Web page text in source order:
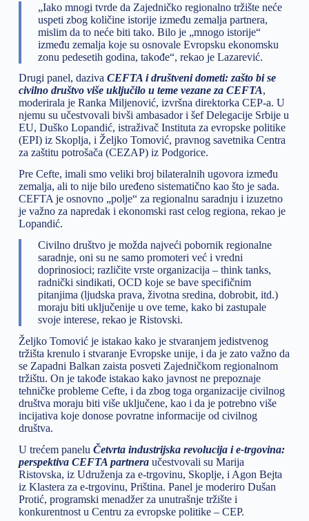
„Iako mnogi tvrde da Zajedničko regionalno tržište neće
uspeti zbog količine istorije između zemalja partnera,
mislim da to neće biti tako. Bilo je „mnogo istorije“
između zemalja koje su osnovale Evropsku ekonomsku
zonu pedesetih godina, takođe“, rekao je Lazarević.
Drugi panel, daziva CEFTA i društveni dometi: zašto bi se
civilno društvo više uključilo u teme vezane za CEFTA,
moderirala je Ranka Miljenović, izvršna direktorka CEP-a. U
njemu su učestvovali bivši ambasador i šef Delegacije Srbije u
EU, Duško Lopandić, istraživač Instituta za evropske politike
(EPI) iz Skoplja, i Željko Tomović, pravnog savetnika Centra
za zaštitu potrošača (CEZAP) iz Podgorice.
Pre Cefte, imali smo veliki broj bilateralnih ugovora između
zemalja, ali to nije bilo uređeno sistematično kao što je sada.
CEFTA je osnovno „polje“ za regionalnu saradnju i izuzetno
je važno za napredak i ekonomski rast celog regiona, rekao je
Lopandić.
Civilno društvo je možda najveći pobornik regionalne
saradnje, oni su ne samo promoteri već i vredni
doprinosioci; različite vrste organizacija – think tanks,
radnički sindikati, OCD koje se bave specifičnim
pitanjima (ljudska prava, životna sredina, dobrobit, itd.)
moraju biti uključenije u ove teme, kako bi zastupale
svoje interese, rekao je Ristovski.
Željko Tomović je istakao kako je stvaranjem jedistvenog
tržišta krenulo i stvaranje Evropske unije, i da je zato važno da
se Zapadni Balkan zaista posveti Zajedničkom regionalnom
tržištu. On je takođe istakao kako javnost ne prepoznaje
tehničke probleme Cefte, i da zbog toga organizacije civilnog
društva moraju biti više uključene, kao i da je potrebno više
incijativa koje donose povratne informacije od civilnog
društva.
U trećem panelu Četvrta industrijska revolucija i e-trgovina:
perspektiva CEFTA partneraučestvovali su Marija
Ristovska, iz Udruženja za e-trgovinu, Skoplje, i Agon Bejta
iz Klastera za e-trgovinu, Priština. Panel je moderiro Dušan
Protić, programski menadžer za unutrašnje tržište i
konkurentnost u Centru za evropske politike – CEP.